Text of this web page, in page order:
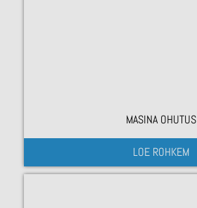
MASINA OHUTUS
LOE ROHKEM